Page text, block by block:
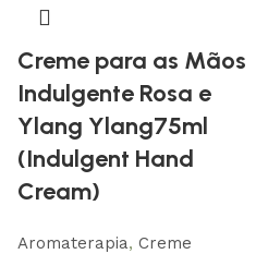
Creme para as Mãos
Indulgente Rosa e
Ylang Ylang75ml
(Indulgent Hand
Cream)
Aromaterapia, Creme